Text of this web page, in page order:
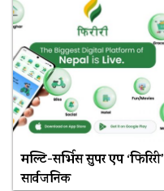
मल्टि-सर्भिस सुपर एप ‘फिरिरी’
सार्वजनिक